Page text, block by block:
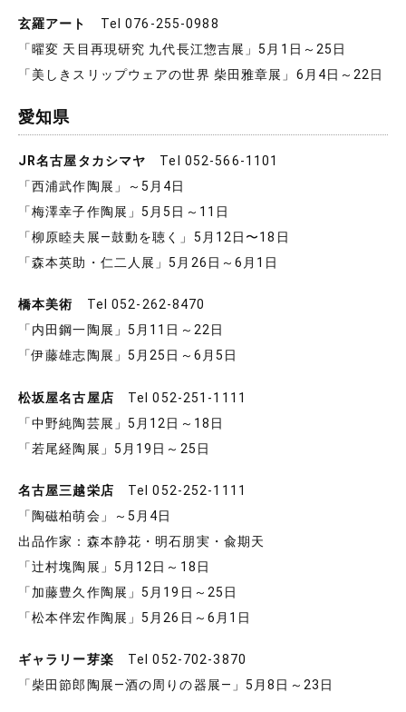
玄羅アート
Tel 076-255-0988
「曜変 天目再現研究 九代長江惣吉展」5月1日～25日
「美しきスリップウェアの世界 柴田雅章展」6月4日～22日
愛知県
JR名古屋タカシマヤ Tel 052-566-1101
「西浦武作陶展」～5月4日
「梅澤幸子作陶展」5月5日～11日
「柳原睦夫展―鼓動を聴く」5月12日〜18日
「森本英助・仁二人展」5月26日～6月1日
橋本美術 Tel 052-262-8470
「内田鋼一陶展」5月11日～22日
「伊藤雄志陶展」5月25日～6月5日
松坂屋名古屋店 Tel 052-251-1111
「中野純陶芸展」5月12日～18日
「若尾経陶展」5月19日～25日
名古屋三越栄店 Tel 052-252-1111
「陶磁柏萌会」～5月4日
出品作家：森本静花・明石朋実・兪期天
「辻村塊陶展」5月12日～18日
「加藤豊久作陶展」5月19日～25日
「松本伴宏作陶展」5月26日～6月1日
ギャラリー芽楽 Tel 052-702-3870
「柴田節郎陶展―酒の周りの器展―」5月8日～23日